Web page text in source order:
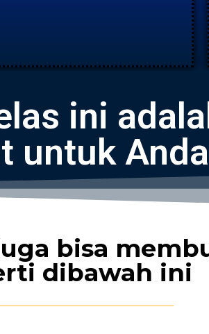
ini
untuk Anda
bisa
dibawah ini